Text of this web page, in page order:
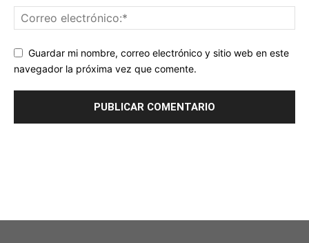
Guardar mi nombre, correo electrónico y sitio web en este
navegador la próxima vez que comente.